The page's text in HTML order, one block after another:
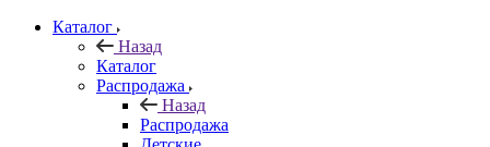
Каталог
Назад
Каталог
Распродажа
Назад
Распродажа